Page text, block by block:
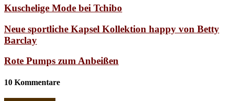
Kuschelige Mode bei Tchibo
Neue sportliche Kapsel Kollektion happy von Betty
Barclay
Rote Pumps zum Anbeißen
10 Kommentare